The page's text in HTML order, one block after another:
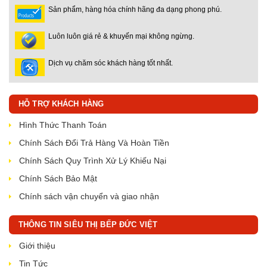
Sản phẩm, hàng hóa chính hãng đa dạng phong phú.
Luôn luôn giá rẻ & khuyến mại không ngừng.
Dịch vụ chăm sóc khách hàng tốt nhất.
HỖ TRỢ KHÁCH HÀNG
Hình Thức Thanh Toán
Chính Sách Đổi Trả Hàng Và Hoàn Tiền
Chính Sách Quy Trình Xử Lý Khiếu Nại
Chính Sách Bảo Mật
Chính sách vận chuyển và giao nhận
THÔNG TIN SIÊU THỊ BẾP ĐỨC VIỆT
Giới thiệu
Tin Tức